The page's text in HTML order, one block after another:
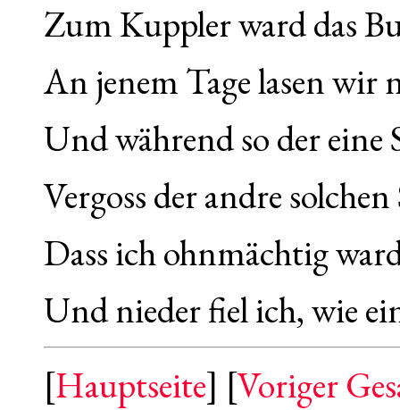
Zum Kuppler ward das
An jenem Tage lasen wir
Und während so der eine
Vergoss der andre
Dass ich ohnmächtig
Und nieder fiel ich, wie
[Hauptseite] [Voriger